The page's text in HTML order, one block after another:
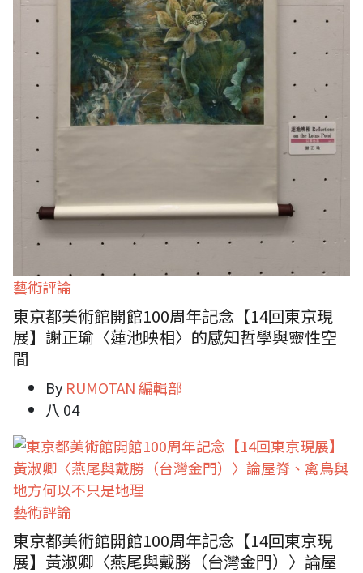
藝術評論
東京都美術館開館100周年記念【14回東京現
展】謝正瑜〈蓮池映相〉的感知哲學與靈性空
間
By RUMOTAN 編輯部
八 04
藝術評論
東京都美術館開館100周年記念【14回東京現
展】黃淑卿〈燕尾與戴勝（台灣金門）〉論屋